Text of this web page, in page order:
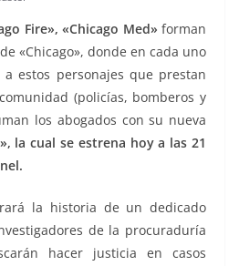
Fire», «Chicago Med» forman
«Chicago», donde en cada uno
estos personajes que prestan
(policías, bomberos y
los abogados con su nueva
la cual se estrena hoy a las 21
la historia de un dedicado
de la procuraduría
hacer justicia en casos